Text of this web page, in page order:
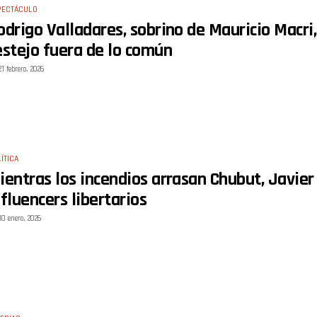
Valladares, sobrino de Mauricio
fuera de lo común
febrero, 2026
los incendios arrasan Chubut,
libertarios
enero, 2026